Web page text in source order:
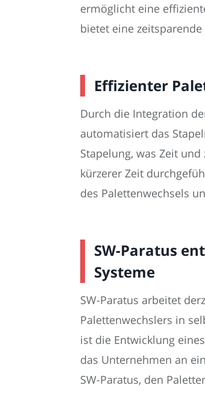
ermöglicht eine
bietet eine
Effizienter
Durch die Integration
automatisiert das
Stapelung, was Zeit
kürzerer Zeit
des Palettenwechsels
SW-Paratus
Systeme
SW-Paratus arbeitet
Palettenwechslers in
ist die Entwicklung
das Unternehmen an
SW-Paratus, den